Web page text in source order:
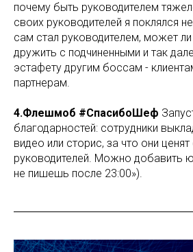
почему быть руководителем
своих руководителей я поклялся
сам стал руководителем, может
дружить с подчиненными и так
эстафету другим боссам -
партнерам.
4.Флешмоб #СпасибоШеф
благодарностей: сотрудники
видео или сторис, за что они
руководителей. Можно добавить
не пишешь после 23:00»).